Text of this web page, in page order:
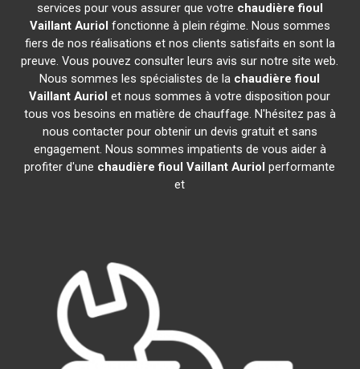
services pour vous assurer que votre chaudière fioul
Vaillant Auriol fonctionne à plein régime. Nous sommes
fiers de nos réalisations et nos clients satisfaits en sont la
preuve. Vous pouvez consulter leurs avis sur notre site web.
Nous sommes les spécialistes de la chaudière fioul
Vaillant Auriol et nous sommes à votre disposition pour
tous vos besoins en matière de chauffage. N'hésitez pas à
nous contacter pour obtenir un devis gratuit et sans
engagement. Nous sommes impatients de vous aider à
profiter d'une chaudière fioul Vaillant Auriol performante
et